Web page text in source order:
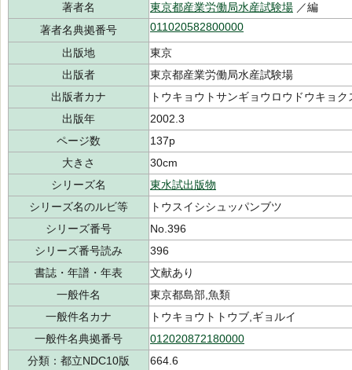
著者名
東京都産業労働局水産試験場 ／編
著者名典拠番号
011020582800000
出版地
東京
出版者
東京都産業労働局水産試験場
出版者カナ
トウキョウトサンギョウロウドウキョ
出版年
2002.3
ページ数
137p
大きさ
30cm
シリーズ名
東水試出版物
シリーズ名のルビ等
トウスイシシュッパンブツ
シリーズ番号
No.396
シリーズ番号読み
396
書誌・年譜・年表
文献あり
一般件名
東京都島部,魚類
一般件名カナ
トウキョウトトウブ,ギョルイ
一般件名典拠番号
012020872180000
分類：都立NDC10版
664.6